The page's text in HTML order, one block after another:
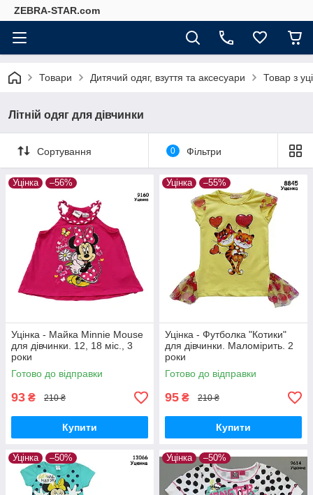
ZEBRA-STAR.com
Товари Дитячий одяг, взуття та аксесуари Товар з
Літній одяг для дівчинки
Сортування 0 Фільтри
Уцінка –56%
Уцінка - Майка Minnie Mouse
для дівчинки. 12, 18 міс., 3
роки
Готово до відправки
93 ₴ 210 ₴
Купити
Уцінка –55%
Уцінка - Футболка "Котики"
для дівчинки. Маломірить. 2
роки
Готово до відправки
95 ₴ 210 ₴
Купити
Уцінка –50% Уцінка –50%